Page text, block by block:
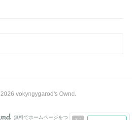
2026 vokyngygarod's Ownd .
無料でホームページをつくろう